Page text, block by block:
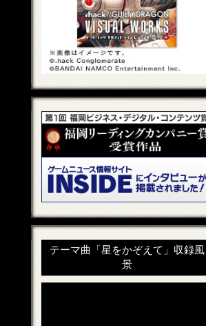
テーマ曲「星をかぞえて」収録風
景